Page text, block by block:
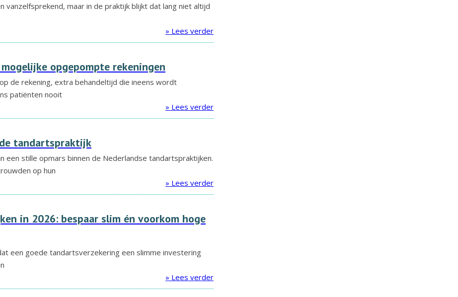
vanzelfsprekend, maar in de praktijk blijkt dat lang niet altijd
» Lees verder
opgepompte rekeningen
de rekening, extra behandeltijd die ineens wordt
patiënten nooit
» Lees verder
tandartspraktijk
een stille opmars binnen de Nederlandse tandartspraktijken.
op hun
» Lees verder
in 2026: bespaar slim én voorkom hoge
een goede tandartsverzekering een slimme investering
» Lees verder